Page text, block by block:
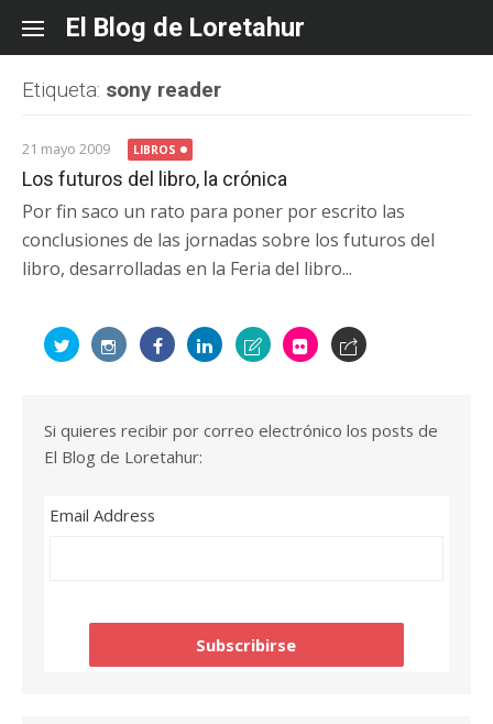
content
El Blog de Loretahur
Etiqueta: sony reader
21 mayo 2009 LIBROS
Los futuros del libro, la crónica
Por fin saco un rato para poner por escrito las
conclusiones de las jornadas sobre los futuros del
libro, desarrolladas en la Feria del libro...
Si quieres recibir por correo electrónico los posts de
El Blog de Loretahur:
Email Address